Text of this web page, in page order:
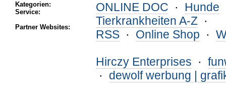
Kategorien:
Service:
Partner Websites:
ONLINE DOC · Hunde
Tierkrankheiten A-Z ·
RSS · Online Shop ·
Hirczy Enterprises ·
· dewolf werbung |